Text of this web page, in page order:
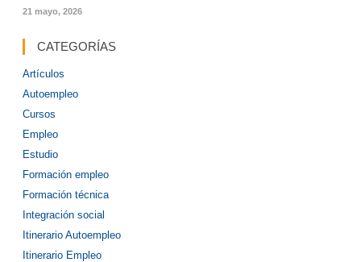
21 mayo, 2026
CATEGORÍAS
Artículos
Autoempleo
Cursos
Empleo
Estudio
Formación empleo
Formación técnica
Integración social
Itinerario Autoempleo
Itinerario Empleo